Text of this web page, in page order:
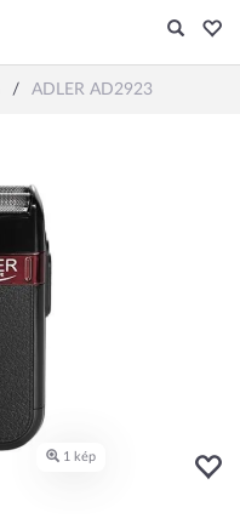
ADLER AD2923